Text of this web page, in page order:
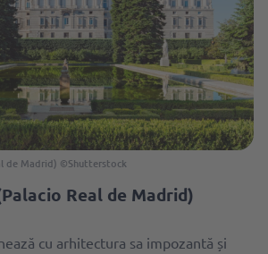
de Madrid) ©Shutterstock
Real de Madrid)
cu arhitectura sa impozantă și